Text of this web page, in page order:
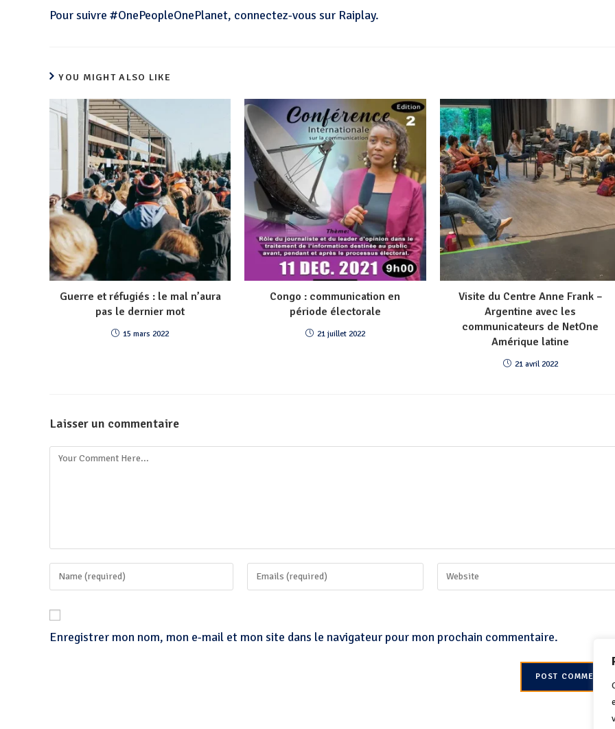
Pour suivre #OnePeopleOnePlanet, connectez-vous sur Raiplay.
YOU MIGHT ALSO LIKE
Guerre et réfugiés : le mal n’aura
pas le dernier mot
15 mars 2022
Congo : communication en
période électorale
21 juillet 2022
Visite du Centre Anne Frank –
Argentine avec les
communicateurs de NetOne
Amérique latine
21 avril 2022
Laisser un commentaire
Enregistrer mon nom, mon e-mail et mon site dans le navigateur pour mon prochain commentaire.